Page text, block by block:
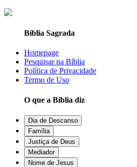
Bíblia Sagrada
Homepage
Pesquisar na Bíblia
Política de Privacidade
Termo de Uso
O que a Bíblia diz
Dia de Descanso
Família
Justiça de Deus
Mediador
Nome de Jesus